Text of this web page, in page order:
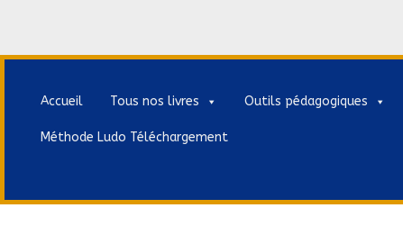
Accueil Tous nos livres Outils pédagogiques
Méthode Ludo Téléchargement